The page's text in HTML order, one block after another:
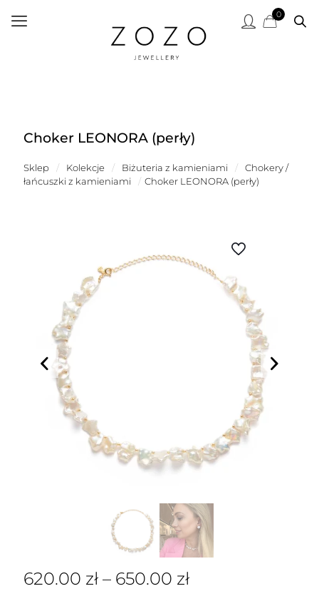
0
Choker LEONORA (perły)
Sklep / Kolekcje / Biżuteria z kamieniami /
Chokery /
łańcuszki z kamieniami
/ Choker LEONORA (perły)
620.00 zł – 650.00 zł